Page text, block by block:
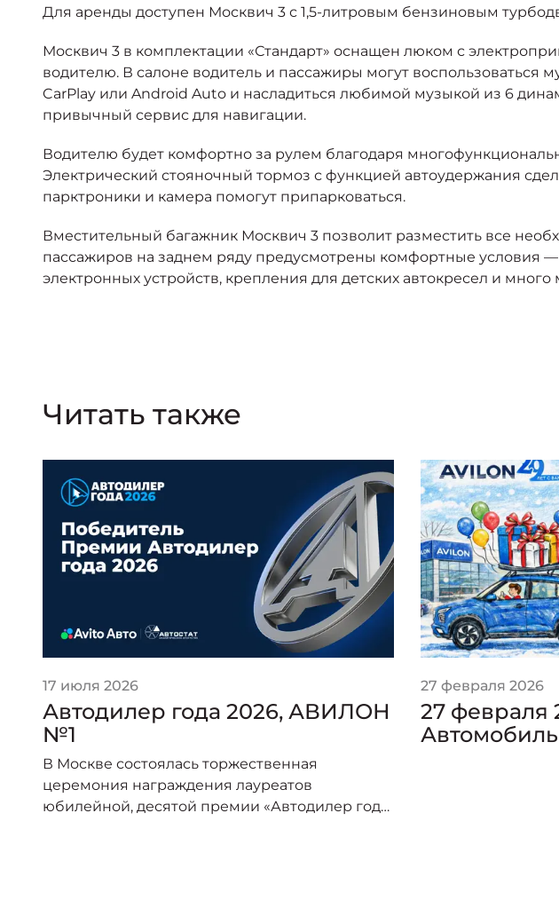
Для аренды доступен Москвич 3 с 1,5-литровым бензиновым
Москвич 3 в комплектации «Стандарт» оснащен люком с
водителю. В салоне водитель и пассажиры могут
CarPlay или Android Auto и насладиться любимой музыкой из 6
привычный сервис для навигации.
Водителю будет комфортно за рулем благодаря
Электрический стояночный тормоз с функцией автоудержания
парктроники и камера помогут припарковаться.
Вместительный багажник Москвич 3 позволит разместить все
пассажиров на заднем ряду предусмотрены комфортные условия
электронных устройств, крепления для детских автокресел и много
Читать также
17 июля 2026
Автодилер года 2026, АВИЛОН
№1
В Москве состоялась торжественная
церемония награждения лауреатов
юбилейной, десятой премии «Автодилер года
27 февраля 2026
27 февраля